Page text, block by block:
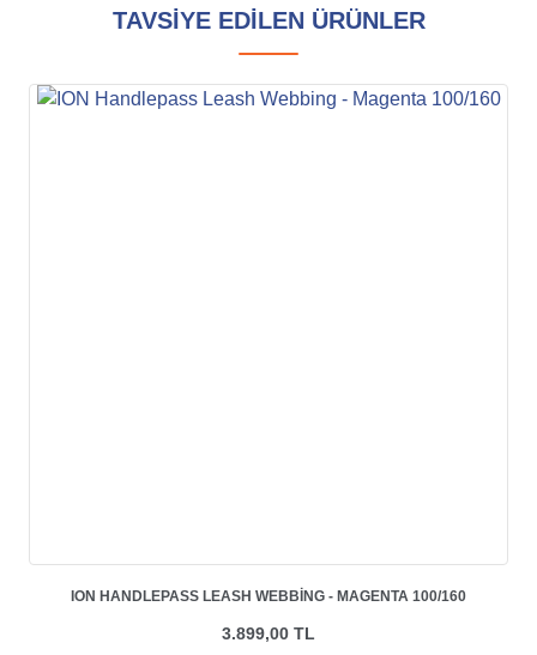
TAVSİYE EDİLEN ÜRÜNLER
ION HANDLEPASS LEASH WEBBING - MAGENTA 100/160
3.899,00 TL